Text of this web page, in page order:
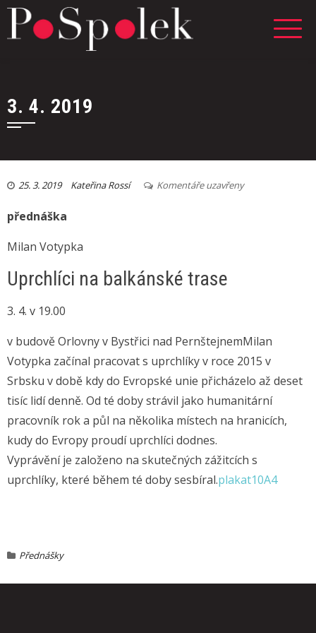
3. 4. 2019
25. 3. 2019 Kateřina Rossí Komentáře uzavřeny
přednáška
Milan Votypka
Uprchlíci na balkánské trase
3. 4. v 19.00
v budově Orlovny v Bystřici nad PernštejnemMilan
Votypka začínal pracovat s uprchlíky v roce 2015 v
Srbsku v době kdy do Evropské unie přicházelo až deset
tisíc lidí denně. Od té doby strávil jako humanitární
pracovník rok a půl na několika místech na hranicích,
kudy do Evropy proudí uprchlíci dodnes.
Vyprávění je založeno na skutečných zážitcích s
uprchlíky, které během té doby sesbíral.plakat10A4
Přednášky